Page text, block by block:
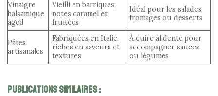
Vinaigre
balsamique
aged
Vieilli en barriques,
notes caramel et
fruitées
Idéal pour les salades,
fromages ou desserts
Pâtes
artisanales
Fabriquées en Italie,
riches en saveurs et
textures
À cuire al dente pour
accompagner sauces
ou légumes
Publications Similaires :